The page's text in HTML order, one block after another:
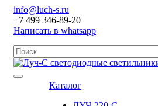
info@luch-s.ru
+7 499 346-89-20
Написать в whatsapp
Каталог